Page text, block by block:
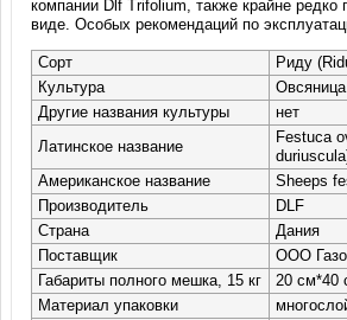
компании Dlf Trifolium, также крайне редко
виде. Особых рекомендаций по
Сорт
Риду
Культура
Другие названия культуры
нет
Латинское название
Festuca
Американское название
Sheeps
Производитель
DLF
Страна
Дания
Поставщик
ООО
Габариты полного мешка, 15 кг
20 см*40
Материал упаковки